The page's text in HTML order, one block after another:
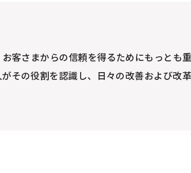
客さまからの信頼を得るためにもっとも
その役割を認識し、日々の改善および改革